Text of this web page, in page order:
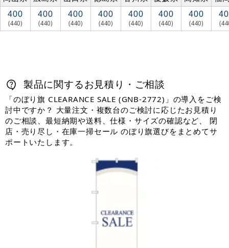
400
(440)
400
(440)
400
(440)
400
(440)
400
(440)
400
(440)
400
(440)
製品に関するお見積り・ご相談
「のぼり旗 CLEARANCE SALE (GNB-2772)」の導入をご検
討中ですか？ 大量注文・複数台のご検討に応じたお見積り
のご相談、最短納期や送料、仕様・サイズの確認など、 閉
店・売り尽し・在庫一掃セール のぼり旗選びをまとめてサ
ポートいたします。